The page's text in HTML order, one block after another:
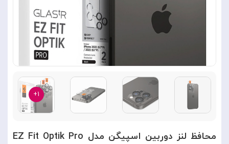
۱+
محافظ لنز دوربین اسپیگن مدل EZ Fit Optik Pro